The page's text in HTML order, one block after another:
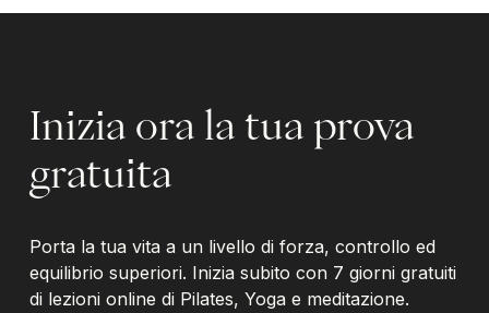
Inizia ora la tua prova
gratuita
Porta la tua vita a un livello di forza, controllo ed
equilibrio superiori. Inizia subito con 7 giorni gratuiti
di lezioni online di Pilates, Yoga e meditazione.